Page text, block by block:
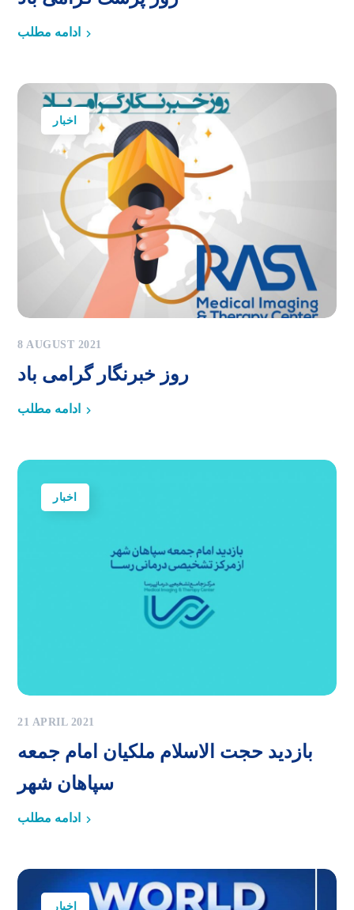
ادامه مطلب
اخبار
8 AUGUST 2021
روز خبرنگار گرامی باد
ادامه مطلب
اخبار
21 APRIL 2021
بازدید حجت الاسلام ملکیان امام جمعه
سپاهان شهر
ادامه مطلب
اخبار